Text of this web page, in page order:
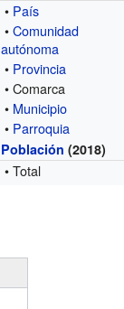
• País
•Comunidad
autónoma
• Provincia
• Comarca
• Municipio
• Parroquia
Población (2018)
• Total